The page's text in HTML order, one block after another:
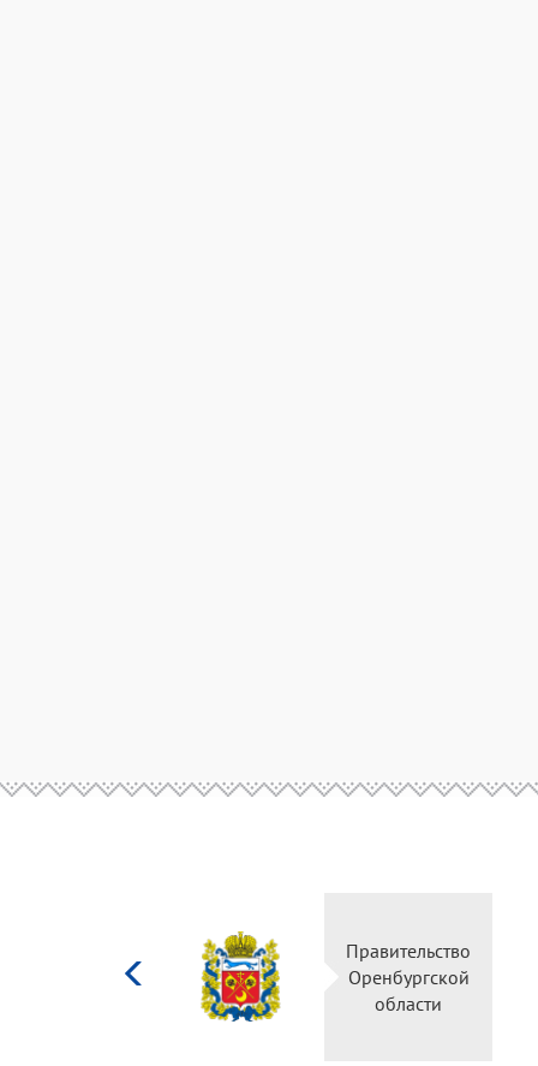
Правительство
Оренбургской
области